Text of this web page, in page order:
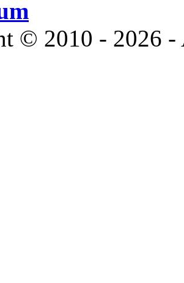
© 2010 - 2026 -